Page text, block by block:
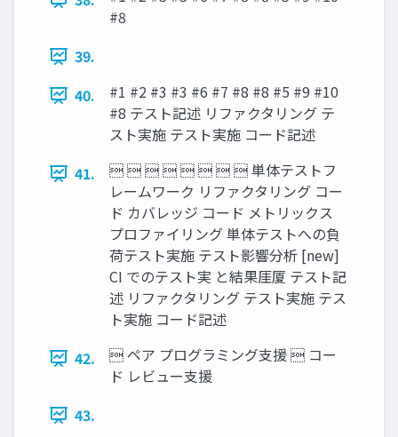
#8
39.
40.
#1 #2 #3 #3 #6 #7 #8 #8 #5 #9 #10
#8 テスト記述 リファクタリング テ
スト実施 テスト実施 コード記述
41.
        単体テストフ
レームワーク リファクタリング コー
ド カバレッジ コード メトリックス
プロファイリング 単体テストへの負
荷テスト実施 テスト影響分析 [new]
CI でのテスト実 と結果厓厦 テスト記
述 リファクタリング テスト実施 テス
ト実施 コード記述
42.
 ペア プログラミング支援  コー
ド レビュー支援
43.